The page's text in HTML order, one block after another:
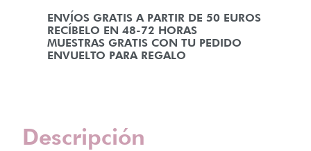
ENVÍOS GRATIS A PARTIR DE 50 EUROS
RECÍBELO EN 48-72 HORAS
MUESTRAS GRATIS CON TU PEDIDO
ENVUELTO PARA REGALO
Descripción